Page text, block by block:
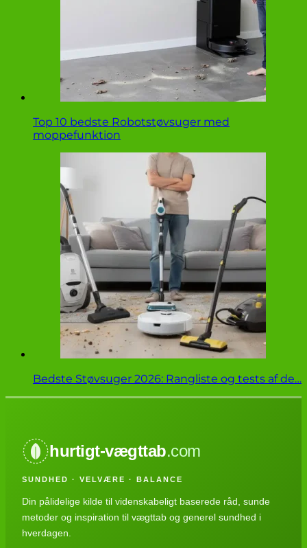
Top 10 bedste Robotstøvsuger med
moppefunktion
Bedste Støvsuger 2026: Rangliste og tests af de…
hurtigt-vægttab.com
SUNDHED · VELVÆRE · BALANCE
Din pålidelige kilde til videnskabeligt baserede råd, sunde
metoder og inspiration til vægttab og generel sundhed i
hverdagen.